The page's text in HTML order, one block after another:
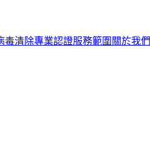
毒清除專業認證服務範圍 關於我們